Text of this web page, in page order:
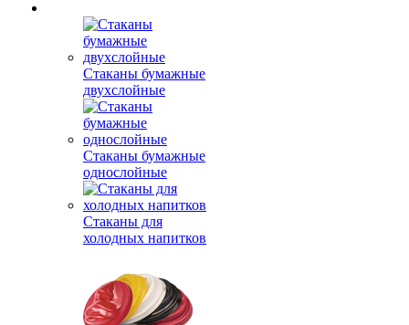
Стаканы бумажные
двухслойные
Стаканы бумажные
однослойные
Стаканы для
холодных напитков